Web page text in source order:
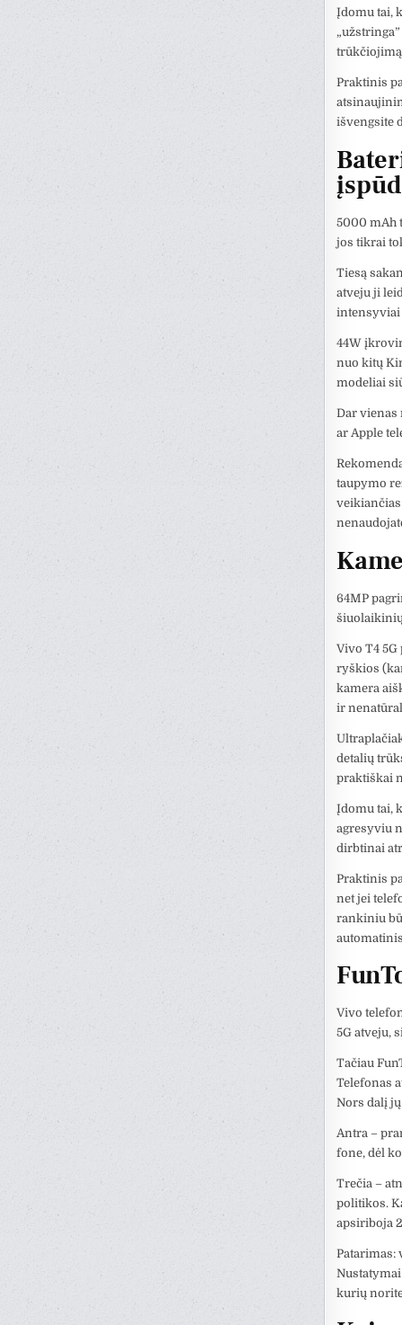
Įdomu tai,
Praktinis
išvengsite
5000 mAh
jos tikrai
Tiesą
atveju ji
intensyviai
44W
nuo kitų
modeliai
Dar vienas
ar Apple
taupymo
64MP
Vivo T4
ryškios
kamera
ir
detalių
praktiškai
Įdomu tai,
agresyviu
dirbtinai
Praktinis
net jei
rankiniu
Vivo
5G atveju,
Tačiau
Telefonas
Nors dalį
Antra –
fone, dėl
Trečia –
politikos.
apsiriboja
Patarimas:
kurių